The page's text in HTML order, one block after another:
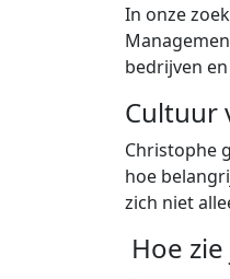
In onze
bedrijven
Cultuur
Christophe
hoe
zich niet
Hoe